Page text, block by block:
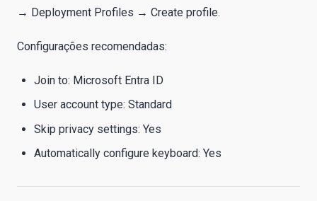
→ Deployment Profiles → Create profile.
Configurações recomendadas:
Join to: Microsoft Entra ID
User account type: Standard
Skip privacy settings: Yes
Automatically configure keyboard: Yes